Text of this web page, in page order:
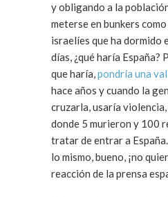
y obligando a la
meterse en bunkers
israelíes que ha dormido
días, ¿qué haría España?
que haría,pondría una
hace años y cuando la
cruzarla, usaría
donde 5 murieron y 100
tratar de entrar a
lo mismo, bueno, ¡no
reacción de la prensa